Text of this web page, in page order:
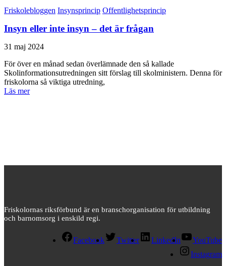
Friskolebloggen Insynsprincip Offentlighetsprincip
Insyn eller inte insyn – det är frågan
31 maj 2024
För över en månad sedan överlämnade den så kallade
Skolinformationsutredningen sitt förslag till skolministern. Denna för
friskolorna så viktiga utredning,
Läs mer
Friskolornas riksförbund är en branschorganisation för utbildning
och barnomsorg i enskild regi.
Facebook Twitter LinkedIn
YouTube
Instagram